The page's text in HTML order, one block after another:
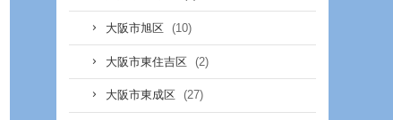
大阪市旭区 (10)
大阪市東住吉区 (2)
大阪市東成区 (27)